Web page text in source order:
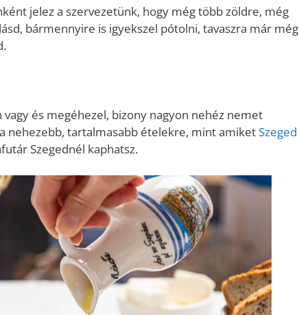
jelez a szervezetünk, hogy még több zöldre, még
bármennyire is igyekszel pótolni, tavaszra már még
és megéhezel, bizony nagyon nehéz nemet
nehezebb, tartalmasabb ételekre, mint amiketSzeged
Szegednél kaphatsz.